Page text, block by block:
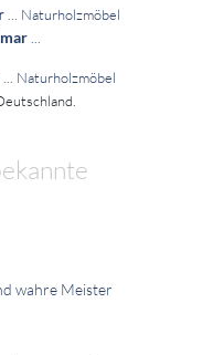
... Naturholzmöbel
... Naturholzmöbel
wahre Meister